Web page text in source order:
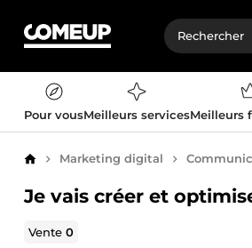
Pour vousMeilleurs servicesMeilleurs
AccueilMarketing digital
Je vais créer et
Vente0